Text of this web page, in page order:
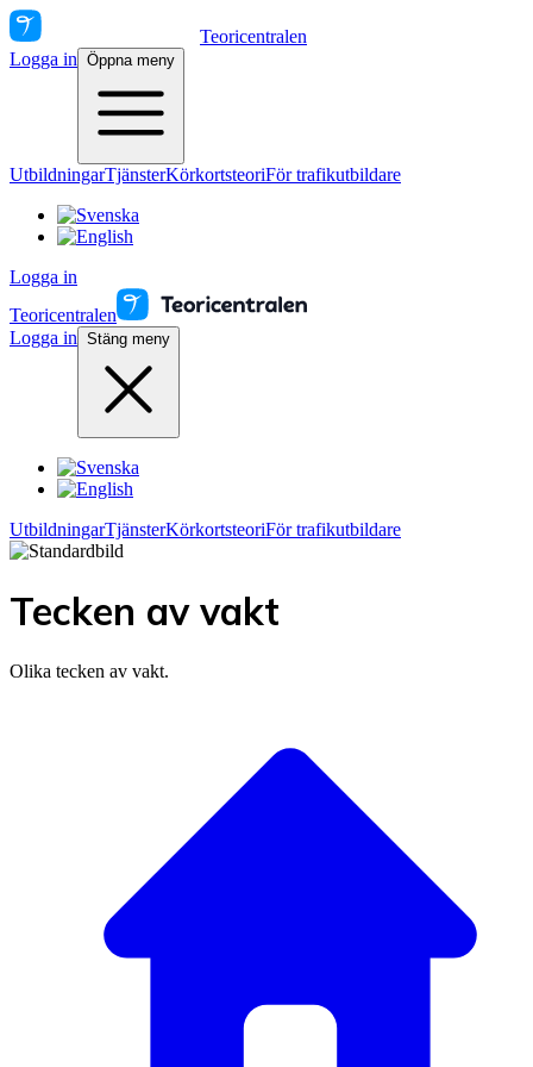
Teoricentralen
Logga in Öppna meny
UtbildningarTjänsterKörkortsteoriFör trafikutbildare
Logga in
Teoricentralen
Logga in Stäng meny
UtbildningarTjänsterKörkortsteoriFör trafikutbildare
Tecken av vakt
Olika tecken av vakt.